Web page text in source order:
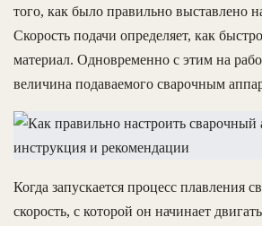
того, как было правильно выставлено
Скорость подачи определяет, как
материал. Одновременно с этим на
величина подаваемого сварочным
Когда запускается процесс плавления
скорость, с которой он начинает